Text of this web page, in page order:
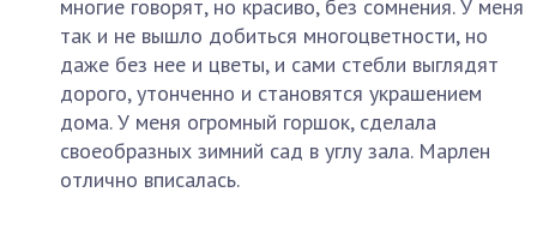
многие говорят, но красиво, без сомнения. У меня
так и не вышло добиться многоцветности, но
даже без нее и цветы, и сами стебли выглядят
дорого, утонченно и становятся украшением
дома. У меня огромный горшок, сделала
своеобразных зимний сад в углу зала. Марлен
отлично вписалась.